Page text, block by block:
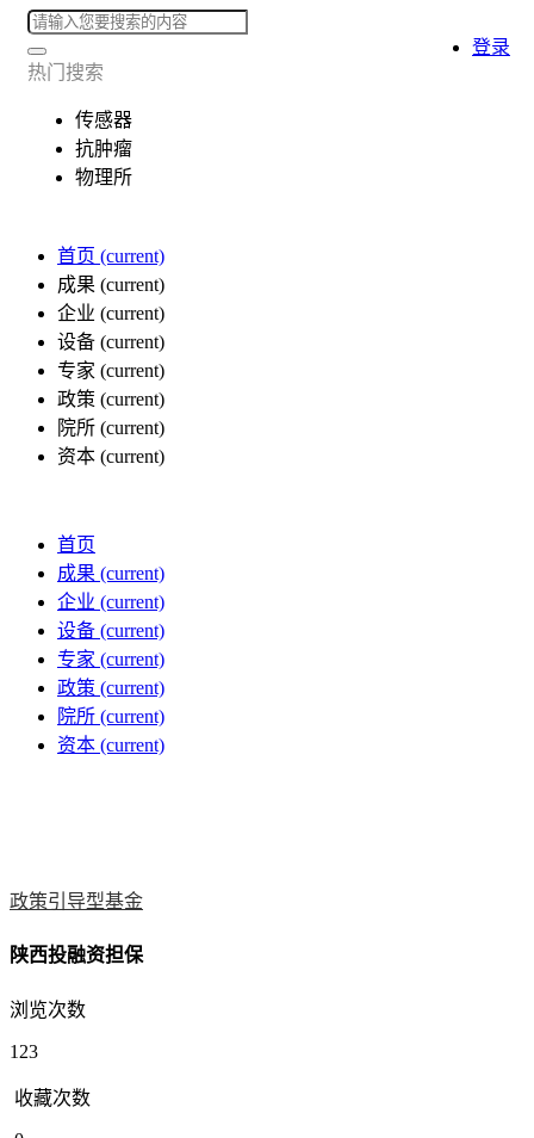
热门搜索
传感器
抗肿瘤
物理所
首页 (current)
成果 (current)
企业 (current)
设备 (current)
专家 (current)
政策 (current)
院所 (current)
资本 (current)
登录
首页
成果 (current)
企业 (current)
设备 (current)
专家 (current)
政策 (current)
院所 (current)
资本 (current)
政策引导型基金
陕西投融资担保
浏览次数
123
收藏次数